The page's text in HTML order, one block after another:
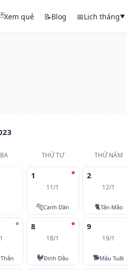
🃏Xem quẻ 📝Blog 📅Lịch tháng▼
THỨ TƯ THỨ NĂM
1
11/1
🐅Canh Dần
2
12/1
🐈Tân Mão
8
18/1
🐓Đinh Dậu
9
19/1
🐕Mậu Tuất